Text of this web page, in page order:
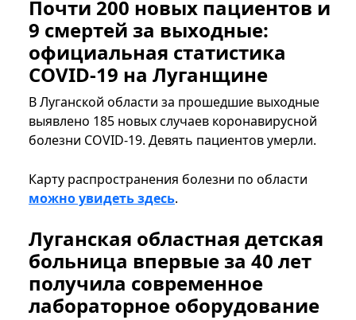
Почти 200 новых пациентов и
9 смертей за выходные:
официальная статистика
COVID-19 на Луганщине
В Луганской области за прошедшие выходные
выявлено 185 новых случаев коронавирусной
болезни COVID-19. Девять пациентов умерли.
Карту распространения болезни по области
можно увидеть здесь.
Луганская областная детская
больница впервые за 40 лет
получила современное
лабораторное оборудование